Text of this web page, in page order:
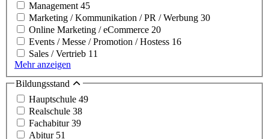
Management45
Marketing / Kommunikation / PR / Werbung 30
Online Marketing / eCommerce 20
Events / Messe / Promotion / Hostess 16
Sales / Vertrieb 11
Mehr anzeigen
Bildungsstand
Hauptschule 49
Realschule 38
Fachabitur39
Abitur 51